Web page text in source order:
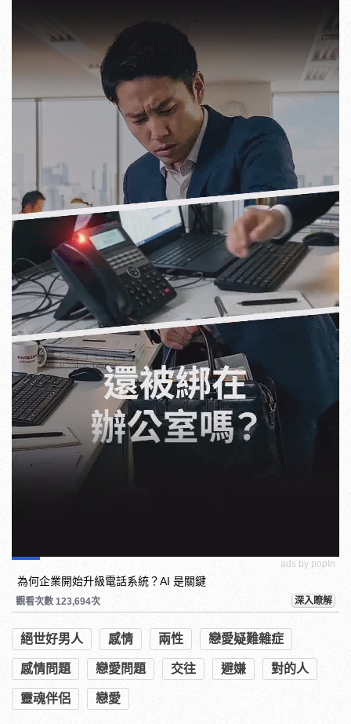
ads by popIn
為何企業開始升級電話系統？AI 是關鍵
觀看次數 123,694次 深入瞭解
絕世好男人 感情 兩性 戀愛疑難雜症
感情問題 戀愛問題 交往 避嫌 對的人
靈魂伴侶 戀愛